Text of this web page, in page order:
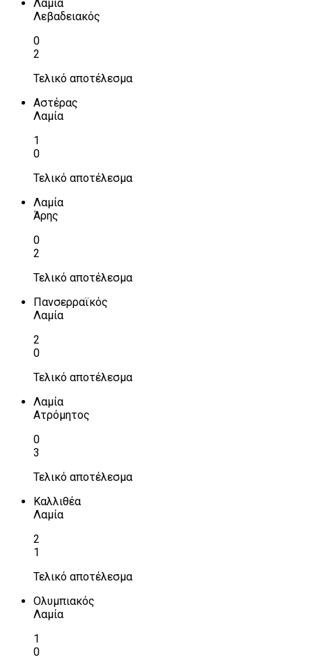
Λαμία
Λεβαδειακός
0
2
Τελικό αποτέλεσμα
Αστέρας
Λαμία
1
0
Τελικό αποτέλεσμα
Λαμία
Άρης
0
2
Τελικό αποτέλεσμα
Πανσερραϊκός
Λαμία
2
0
Τελικό αποτέλεσμα
Λαμία
Ατρόμητος
0
3
Τελικό αποτέλεσμα
Καλλιθέα
Λαμία
2
1
Τελικό αποτέλεσμα
Ολυμπιακός
Λαμία
1
0